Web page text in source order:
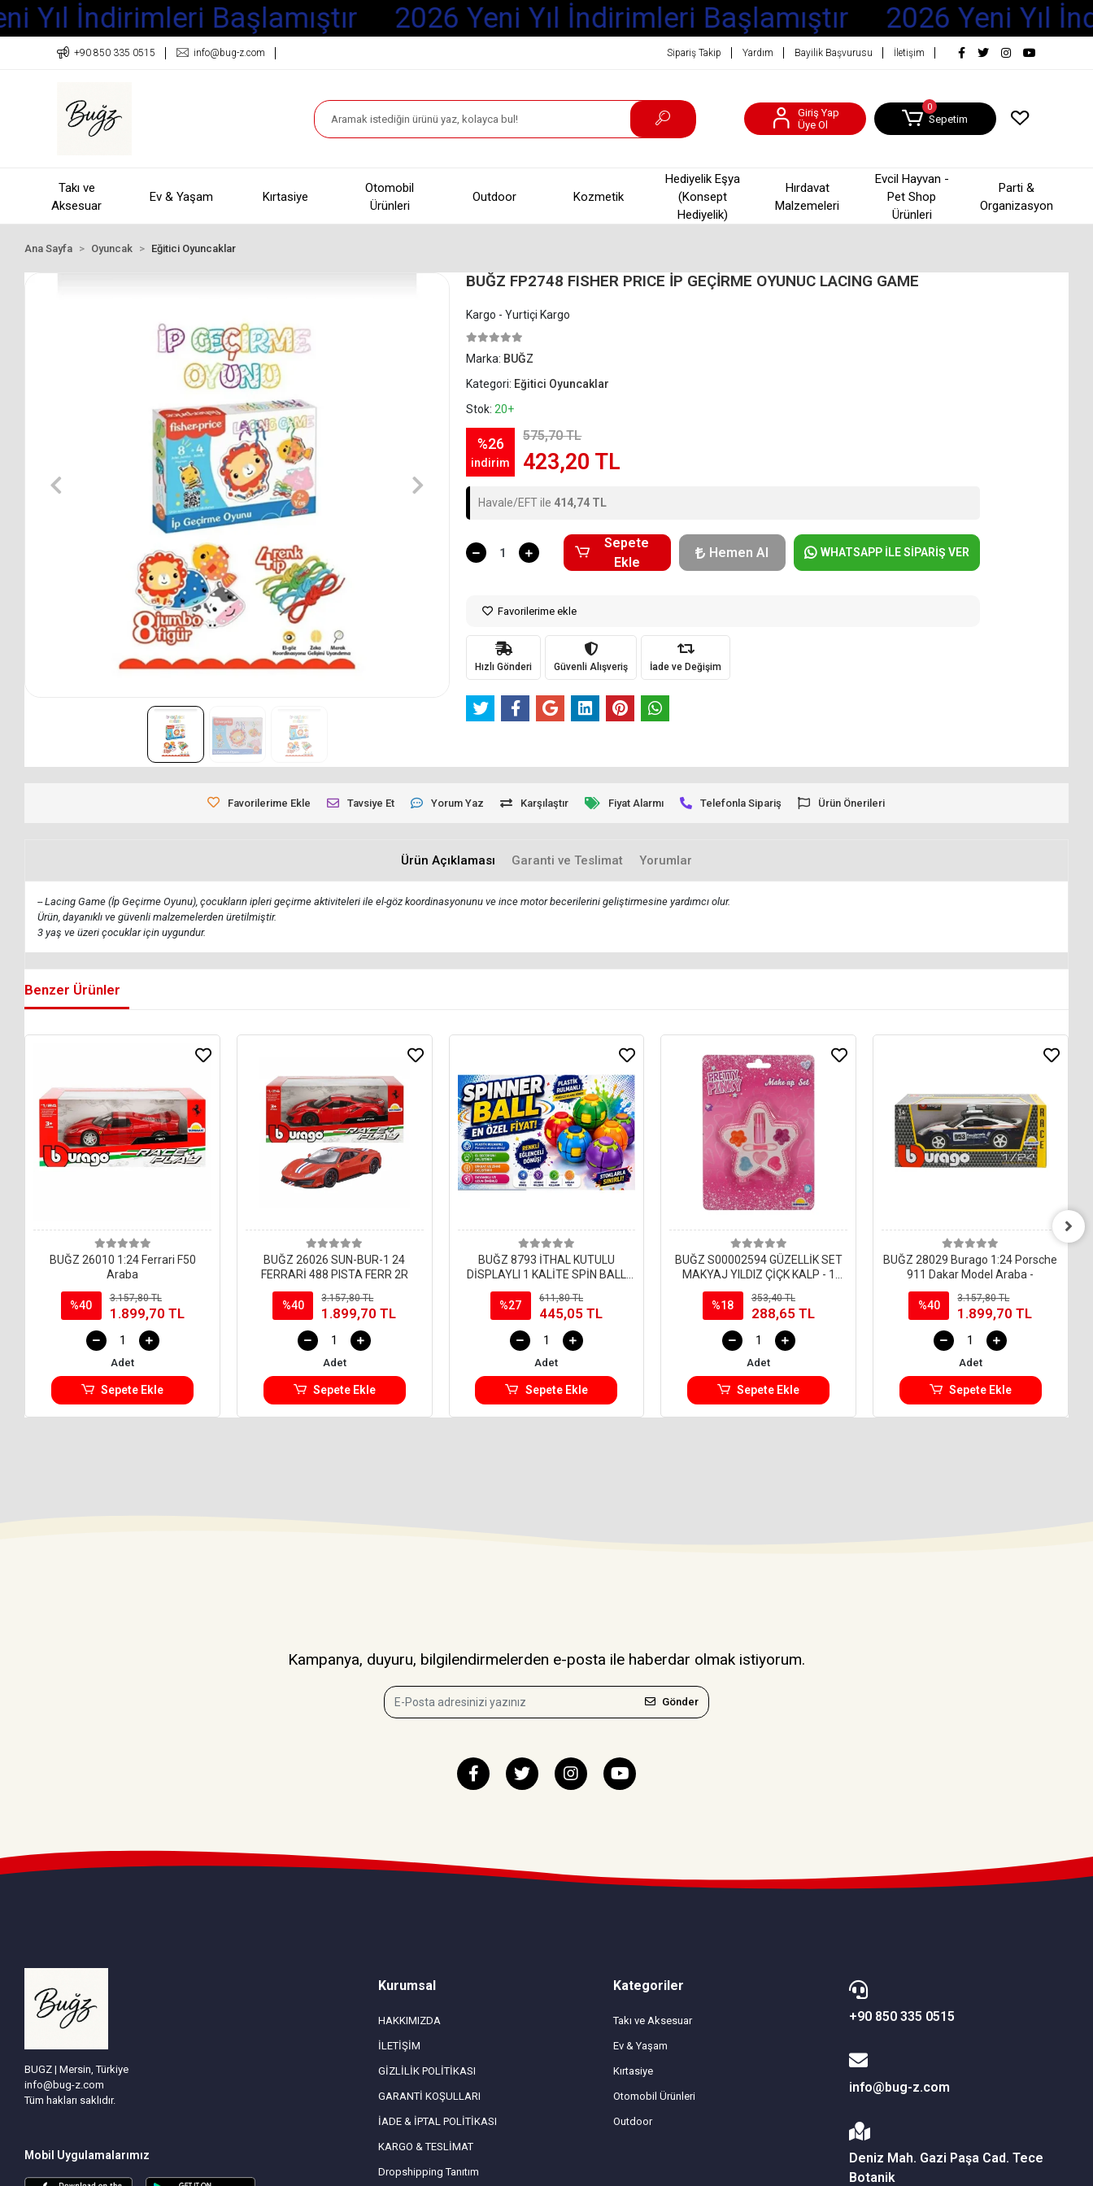
Yıl İndirimleri Başlamıştır 2026 Yeni Yıl İndirimleri Başlamıştır 2026 Yeni Yıl
+90 850 335 0515 info@bug-z.com Sipariş Takip Yardım Bayilik Başvurusu İletişim
Giriş Yap
Üye Ol
0
Sepetim
Takı ve
Aksesuar
Ev & Yaşam Kırtasiye
Otomobil
Ürünleri
Outdoor Kozmetik
Hediyelik Eşya
(Konsept
Hediyelik)
Hırdavat
Malzemeleri
Evcil Hayvan -
Pet Shop
Ürünleri
Parti &
Organizasyon
Ana Sayfa Oyuncak Eğitici Oyuncaklar
BUĞZ FP2748 FISHER PRICE İP GEÇİRME OYUNUC LACING GAME
Kargo - Yurtiçi Kargo
Marka: BUĞZ
Kategori: Eğitici Oyuncaklar
Stok:20+
%26
indirim
575,70 TL
423,20 TL
Havale/EFT ile 414,74 TL
Sepete
Ekle
Hemen Al WHATSAPP İLE SİPARİŞ VER
Favorilerime ekle
Hızlı Gönderi Güvenli Alışveriş İade ve Değişim
Favorilerime Ekle Tavsiye Et Yorum Yaz Karşılaştır Fiyat Alarmı Telefonla Sipariş Ürün Önerileri
Ürün Açıklaması Garanti ve Teslimat Yorumlar
-- Lacing Game (İp Geçirme Oyunu), çocukların ipleri geçirme aktiviteleri ile el-göz koordinasyonunu ve ince motor becerilerini geliştirmesine yardımcı olur.
Ürün, dayanıklı ve güvenli malzemelerden üretilmiştir.
3 yaş ve üzeri çocuklar için uygundur.
Benzer Ürünler
BUĞZ 26010 1:24 Ferrari F50
Araba
%40
3.157,80 TL
1.899,70 TL
Adet
Sepete Ekle
BUĞZ 26026 SUN-BUR-1 24
FERRARİ 488 PISTA FERR 2R
%40
3.157,80 TL
1.899,70 TL
Adet
Sepete Ekle
BUĞZ 8793 İTHAL KUTULU
DİSPLAYLI 1 KALİTE SPİN BALL
RULMANLI LASTİKSİZ 30+SN
DÖNÜŞ(Belirtilen fiyat, tekli satış
için adet fiyatıdır.)
%27
611,80 TL
445,05 TL
Adet
Sepete Ekle
BUĞZ S00002594 GÜZELLİK SET
MAKYAJ YILDIZ ÇİÇK KALP - 1
Adet Stokta Olan Gönderilir
%18
353,40 TL
288,65 TL
Adet
Sepete Ekle
BUĞZ 28029 Burago 1:24 Porsche
911 Dakar Model Araba -
%40
3.157,80 TL
1.899,70 TL
Adet
Sepete Ekle
Kampanya, duyuru, bilgilendirmelerden e-posta ile haberdar olmak istiyorum.
Gönder
BUGZ | Mersin, Türkiye
info@bug-z.com
Tüm hakları saklıdır.
Mobil Uygulamalarımız
Kurumsal
HAKKIMIZDA
İLETİŞİM
GİZLİLİK POLİTİKASI
GARANTİ KOŞULLARI
İADE & İPTAL POLİTİKASI
KARGO & TESLİMAT
Dropshipping Tanıtım
Kategoriler
Takı ve Aksesuar
Ev & Yaşam
Kırtasiye
Otomobil Ürünleri
Outdoor
+90 850 335 0515
info@bug-z.com
Deniz Mah. Gazi Paşa Cad. Tece
Botanik